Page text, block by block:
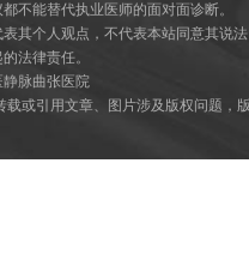
不能替代执业医师的面对面诊断。
其个人观点，不代表本站同意其说
法律责任。
静脉曲张医院
载或引用文章、图片涉及版权问题，